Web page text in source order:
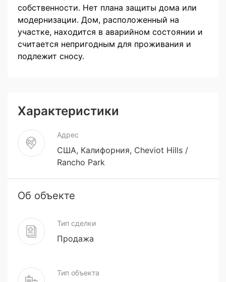
собственности. Нет плана защиты дома или
модернизации. Дом, расположенный на
участке, находится в аварийном состоянии и
считается непригодным для проживания и
подлежит сносу.
Характеристики
Адрес
США, Калифорния, Cheviot Hills /
Rancho Park
Об объекте
Тип сделки
Продажа
Тип объекта